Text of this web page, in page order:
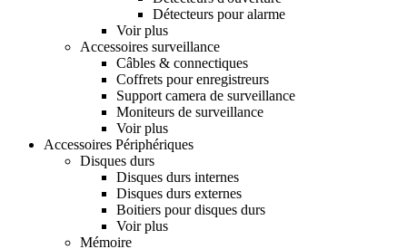
Détecteurs pour alarme
Voir plus
Accessoires surveillance
Câbles & connectiques
Coffrets pour enregistreurs
Support camera de surveillance
Moniteurs de surveillance
Voir plus
Accessoires Périphériques
Disques durs
Disques durs internes
Disques durs externes
Boitiers pour disques durs
Voir plus
Mémoire